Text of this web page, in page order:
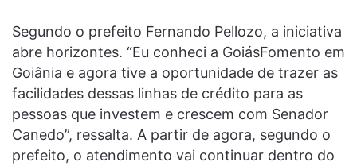
Segundo o prefeito Fernando Pellozo, a iniciativa
abre horizontes. “Eu conheci a GoiásFomento em
Goiânia e agora tive a oportunidade de trazer as
facilidades dessas linhas de crédito para as
pessoas que investem e crescem com Senador
Canedo”, ressalta. A partir de agora, segundo o
prefeito, o atendimento vai continuar dentro do